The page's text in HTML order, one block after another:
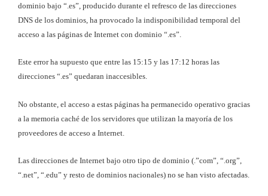
dominio bajo “.es”, producido durante el refresco de las direcciones
DNS de los dominios, ha provocado la indisponibilidad temporal del
acceso a las páginas de Internet con dominio “.es”.
Este error ha supuesto que entre las 15:15 y las 17:12 horas las
direcciones “.es” quedaran inaccesibles.
No obstante, el acceso a estas páginas ha permanecido operativo gracias
a la memoria caché de los servidores que utilizan la mayoría de los
proveedores de acceso a Internet.
Las direcciones de Internet bajo otro tipo de dominio (.”com”, “.org”,
“.net”, “.edu” y resto de dominios nacionales) no se han visto afectadas.